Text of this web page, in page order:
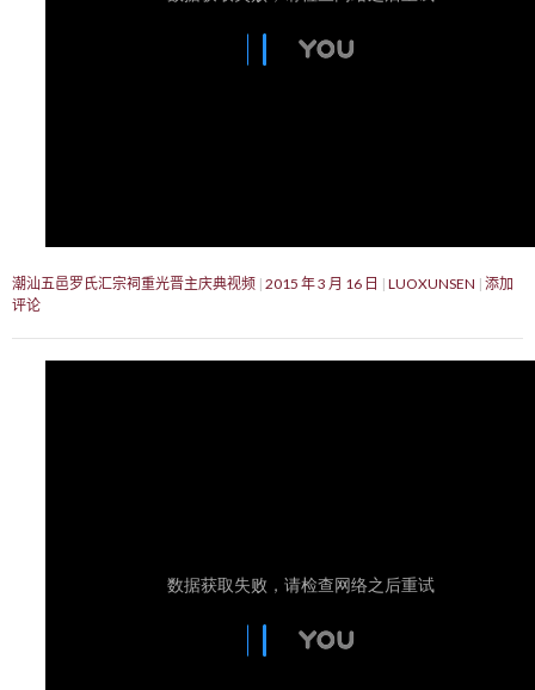
潮汕五邑罗氏汇宗祠重光晋主庆典视频 2015 年 3 月 16 日 LUOXUNSEN 添加
评论